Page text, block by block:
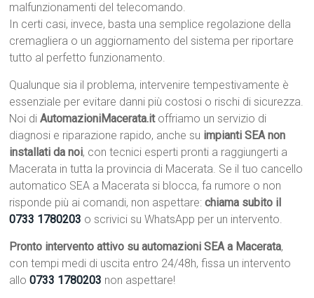
malfunzionamenti del telecomando.
In certi casi, invece, basta una semplice regolazione della
cremagliera o un aggiornamento del sistema per riportare
tutto al perfetto funzionamento.
Qualunque sia il problema, intervenire tempestivamente è
essenziale per evitare danni più costosi o rischi di sicurezza.
Noi diAutomazioniMacerata.itoffriamo un servizio di
diagnosi e riparazione rapido, anche su impianti SEA non
installati da noi, con tecnici esperti pronti a raggiungerti a
Macerata in tutta la provincia di Macerata. Se il tuo cancello
automatico SEA a Macerata si blocca, fa rumore o non
risponde più ai comandi, non aspettare:chiama subito il
0733 1780203 o scrivici su WhatsApp per un intervento.
Pronto intervento attivo su automazioni SEA a Macerata,
con tempi medi di uscita entro 24/48h, fissa un intervento
allo0733 1780203 non aspettare!